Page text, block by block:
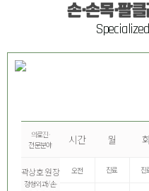
손·손목·팔
의료진·
전문분야
시간 월
곽상호 원장
정형외과/손·
오전 진료 진